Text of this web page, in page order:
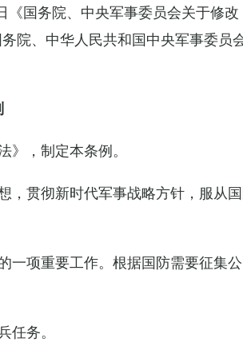
国务院、中央军事委员会关于修
院、中华人民共和国中央军事委员
，制定本条例。
，贯彻新时代军事战略方针，服从
项重要工作。根据国防需要征集
务。